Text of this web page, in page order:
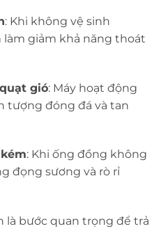
: Khi không vệ sinh
giảm khả năng thoát
gió: Máy hoạt động
tượng đóng đá và tan
: Khi ống đồng không
đọng sương và rò rỉ
là bước quan trọng để trả